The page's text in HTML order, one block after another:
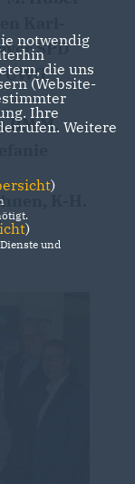
Karl-
SPD
UWG.
BM M.
K-H.
notwendig
die uns
(Website-
Ihre
Weitere
)
)
und